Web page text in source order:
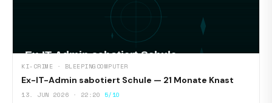
KI-CRIME · BLEEPINGCOMPUTER
Ex-IT-Admin sabotiert Schule — 21 Monate Knast
13. JUN 2026 · 22:20 5/10